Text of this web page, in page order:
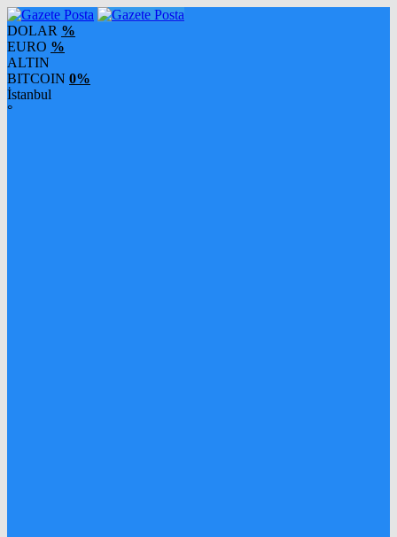
DOLAR %
EURO %
ALTIN
BITCOIN 0%
İstanbul
°